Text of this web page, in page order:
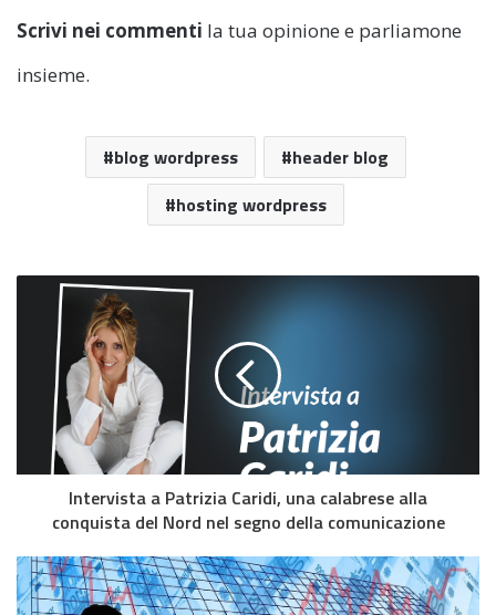
Scrivi nei commenti la tua opinione e parliamone
insieme.
blog wordpress
header blog
hosting wordpress
Intervista a Patrizia Caridi, una calabrese alla
conquista del Nord nel segno della comunicazione